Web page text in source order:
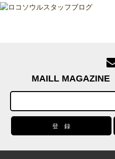
MAILL MAGAZINE